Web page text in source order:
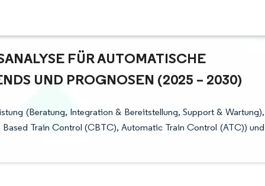
FÜR AUTOMATISCHE Z
UND PROGNOSEN (2025 – 2030)
(Beratung, Integration & Bereitstellung, Support & Wartung),
Train Control (CBTC), Automatic Train Control (ATC)) und